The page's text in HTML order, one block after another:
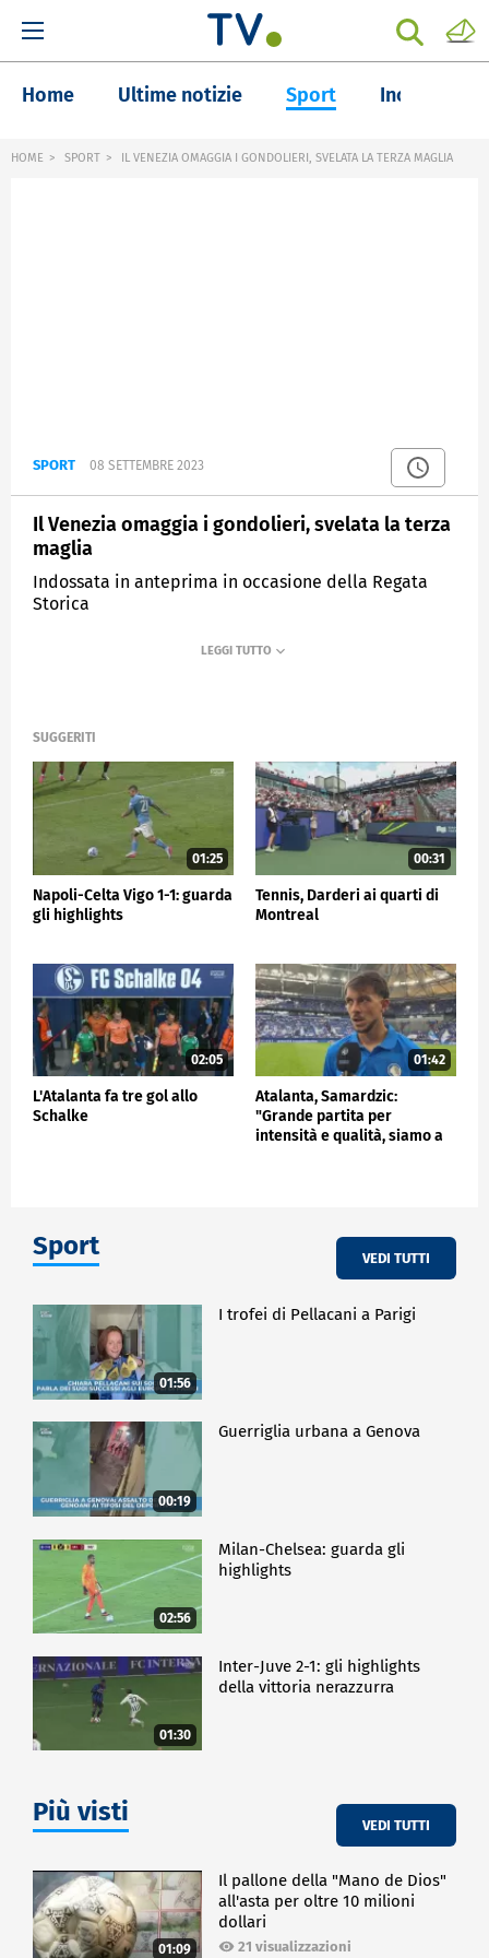
Home Ultime notizie Sport Inchieste
HOME SPORT IL VENEZIA OMAGGIA I GONDOLIERI, SVELATA LA TERZA MAGLIA
SPORT 08 SETTEMBRE 2023
Il Venezia omaggia i gondolieri, svelata la terza
maglia
Indossata in anteprima in occasione della Regata
Storica
SPORTMEDIASET
SUGGERITI
01:25
Napoli-Celta Vigo 1-1: guarda
gli highlights
00:31
Tennis, Darderi ai quarti di
Montreal
02:05
L'Atalanta fa tre gol allo
Schalke
01:42
Atalanta, Samardzic:
"Grande partita per
intensità e qualità, siamo a
Sport VEDI TUTTI
01:56
I trofei di Pellacani a Parigi
00:19
Guerriglia urbana a Genova
02:56
Milan-Chelsea: guarda gli
highlights
01:30
Inter-Juve 2-1: gli highlights
della vittoria nerazzurra
Più visti VEDI TUTTI
01:09
Il pallone della "Mano de Dios"
all'asta per oltre 10 milioni
dollari
21 visualizzazioni